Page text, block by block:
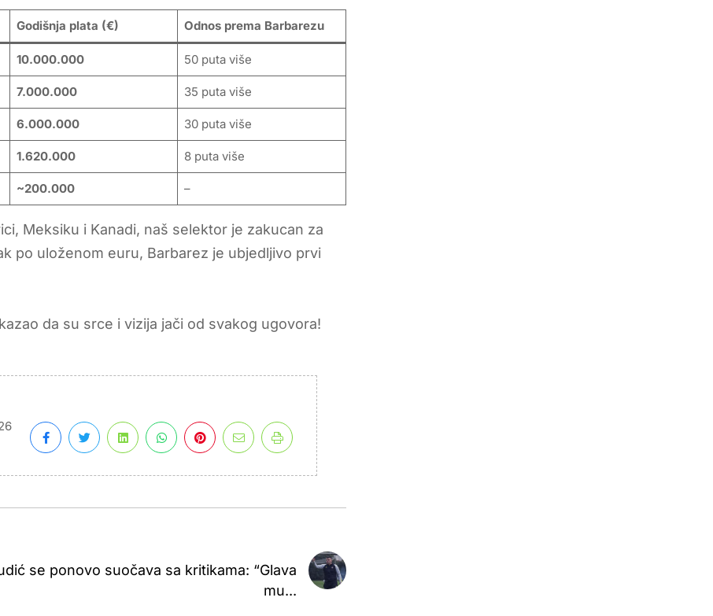
Godišnja plata (€) Odnos prema Barbarezu
10.000.000 50 puta više
7.000.000 35 puta više
6.000.000 30 puta više
1.620.000 8 puta više
~200.000 –
Meksiku i Kanadi, naš selektor je zakucan za
po uloženom euru, Barbarez je ubjedljivo prvi
da su srce i vizija jači od svakog ugovora!
se ponovo suočava sa kritikama: “Glava
mu...